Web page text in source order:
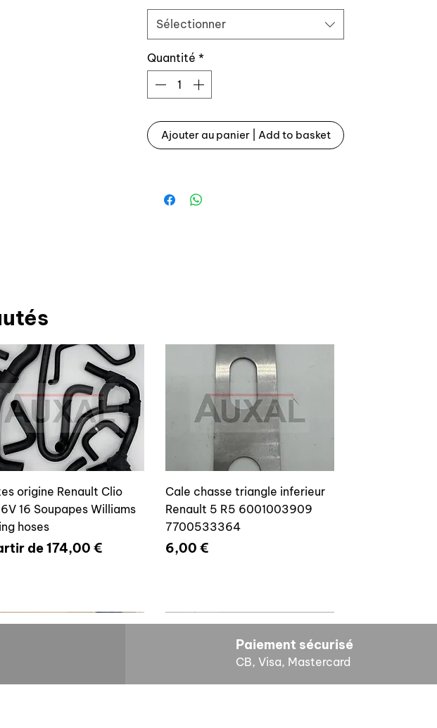
conforme origine
barre ne porte pas correctement sur le
bras / n’est pas serrée correctement
7700616267 diamètre 21mm
/ 21mm / 23mm
Sélectionner
Quantité *
Ajouter au panier | Add to basket
origine Renault Clio
16 Soupapes Williams
hoses
de174,00 €
promotionnel
Cale chasse triangle inferieur
Renault 5 R5 6001003909
7700533364
Prix
6,00 €
Paiement sécurisé
CB, Visa, Mastercard